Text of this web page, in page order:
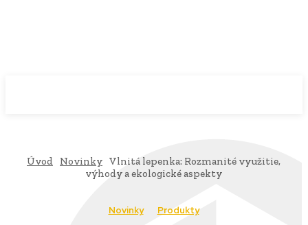
Úvod Novinky Vlnitá lepenka: Rozmanité využitie,
výhody a ekologické aspekty
Novinky Produkty